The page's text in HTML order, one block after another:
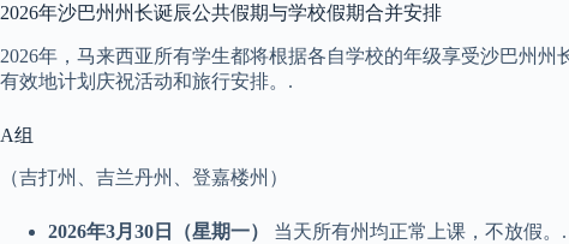
2026年沙巴州州长诞辰公共假期与学校假期合并安排
2026年，马来西亚所有学生都将根据各自学校的年级享受沙巴州
有效地计划庆祝活动和旅行安排。.
A组
（吉打州、吉兰丹州、登嘉楼州）
2026年3月30日（星期一） 当天所有州均正常上课，不放假。.